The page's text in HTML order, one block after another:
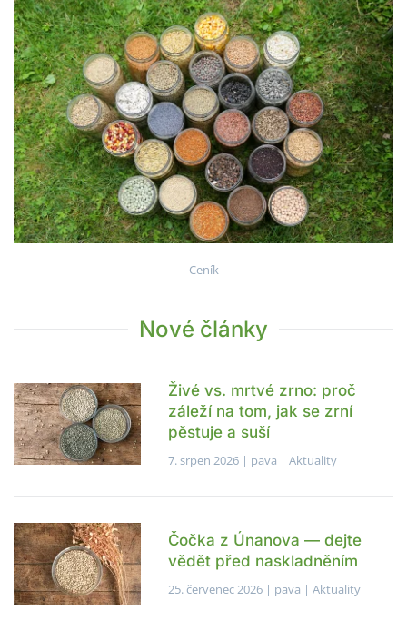
Ceník
Nové články
Živé vs. mrtvé zrno: proč
záleží na tom, jak se zrní
pěstuje a suší
7. srpen 2026 | pava | Aktuality
Čočka z Únanova — dejte
vědět před naskladněním
25. červenec 2026 | pava | Aktuality